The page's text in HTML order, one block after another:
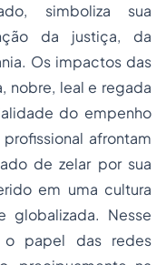
simboliza sua
da justiça, da
Os impactos das
nobre, leal e regada
do empenho
afrontam
de zelar por sua
em uma cultura
globalizada. Nesse
o papel das redes